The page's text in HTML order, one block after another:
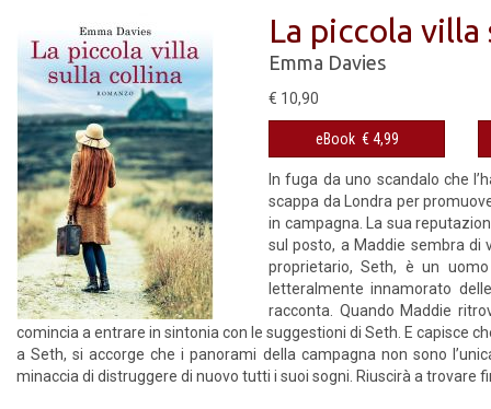
La piccola
Emma Davies
€ 10,90
eBook € 4,99
In fuga da uno scandalo che
scappa da Londra per
in campagna. La sua
sul posto, a Maddie sembra di
proprietario, Seth, è un
letteralmente innamorato
racconta. Quando Maddie
comincia a entrare in sintonia con le suggestioni di Seth. E capisce
a Seth, si accorge che i panorami della campagna non sono
minaccia di distruggere di nuovo tutti i suoi sogni. Riuscirà a